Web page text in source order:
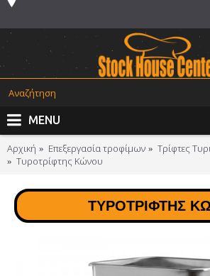
MENU
Αρχική Επεξεργασία τροφίμων
Τρίφτες
Τυροτρίφτης Κώνου
ΤΥΡΟΤΡΊΦΤΗΣ